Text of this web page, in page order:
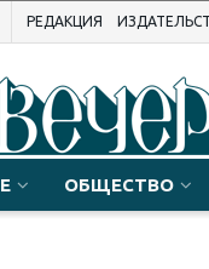
РЕДАКЦИЯ
ОБЩЕСТВО